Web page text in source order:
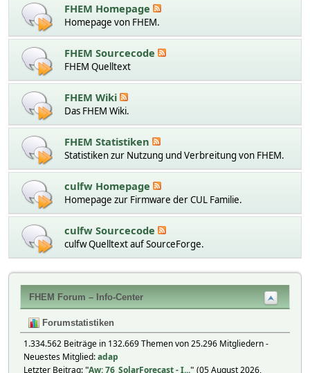
FHEM Homepage
Homepage von FHEM.
FHEM Sourcecode
FHEM Quelltext
FHEM Wiki
Das FHEM Wiki.
FHEM Statistiken
Statistiken zur Nutzung und Verbreitung von FHEM.
culfw Homepage
Homepage zur Firmware der CUL Familie.
culfw Sourcecode
culfw Quelltext auf SourceForge.
FHEM Forum – Info-Center
Forumstatistiken
1.334.562 Beiträge in 132.669 Themen von 25.296 Mitgliedern -
Neuestes Mitglied:adap
Letzter Beitrag:"Aw: 76_SolarForecast - I..." (05 August 2026,